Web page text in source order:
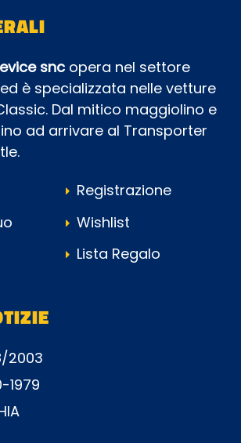
snc opera nel settore
è specializzata nelle vetture
Dal mitico maggiolino e
ad arrivare al Transporter
Registrazione
Wishlist
Lista Regalo
2003
1979